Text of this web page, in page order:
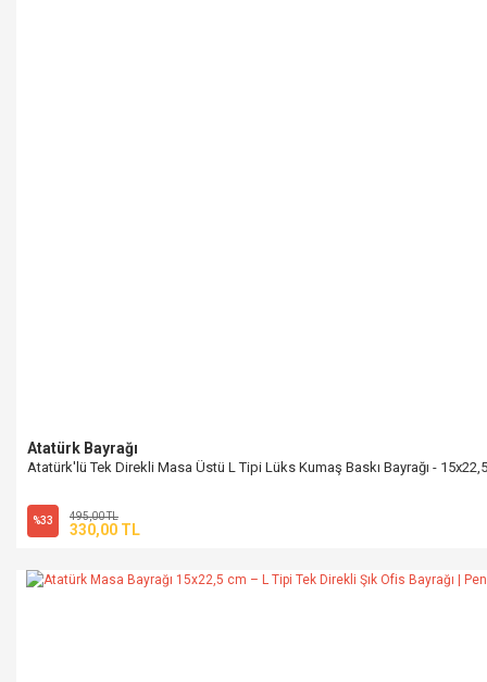
Atatürk Bayrağı
Atatürk'lü Tek Direkli Masa Üstü L Tipi Lüks Kumaş Baskı Bayrağı -
%33 495,00 TL
330,00 TL